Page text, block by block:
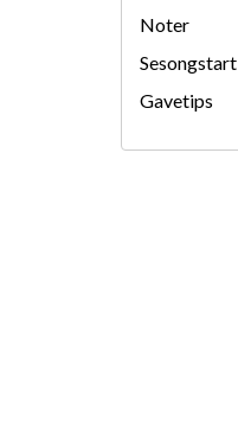
Noter
Sesongstart
Gavetips